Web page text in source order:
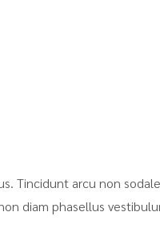
Tincidunt arcu non
diam phasellus